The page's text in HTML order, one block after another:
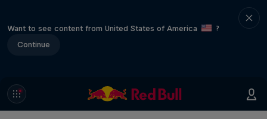
Want to see content from United States of America
?
Continue
F1 Car Returns to India